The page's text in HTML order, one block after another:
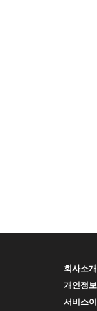
회사소개
개인정
서비스